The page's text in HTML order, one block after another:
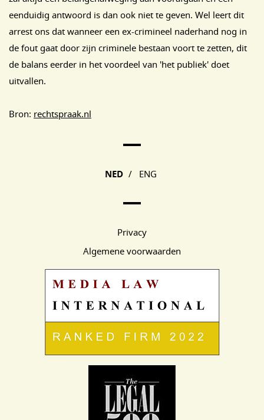
eenduidig antwoord is dan ook niet te geven. Wel leert dit
arrest ons dat wanneer een ex-crimineel naderhand nog in
de fout gaat door zijn criminele bestaan voort te zetten, dit
de balans eerder in het voordeel van 'het publiek' doet
uitvallen.
Bron: rechtspraak.nl
NED / ENG
Privacy
Algemene voorwaarden